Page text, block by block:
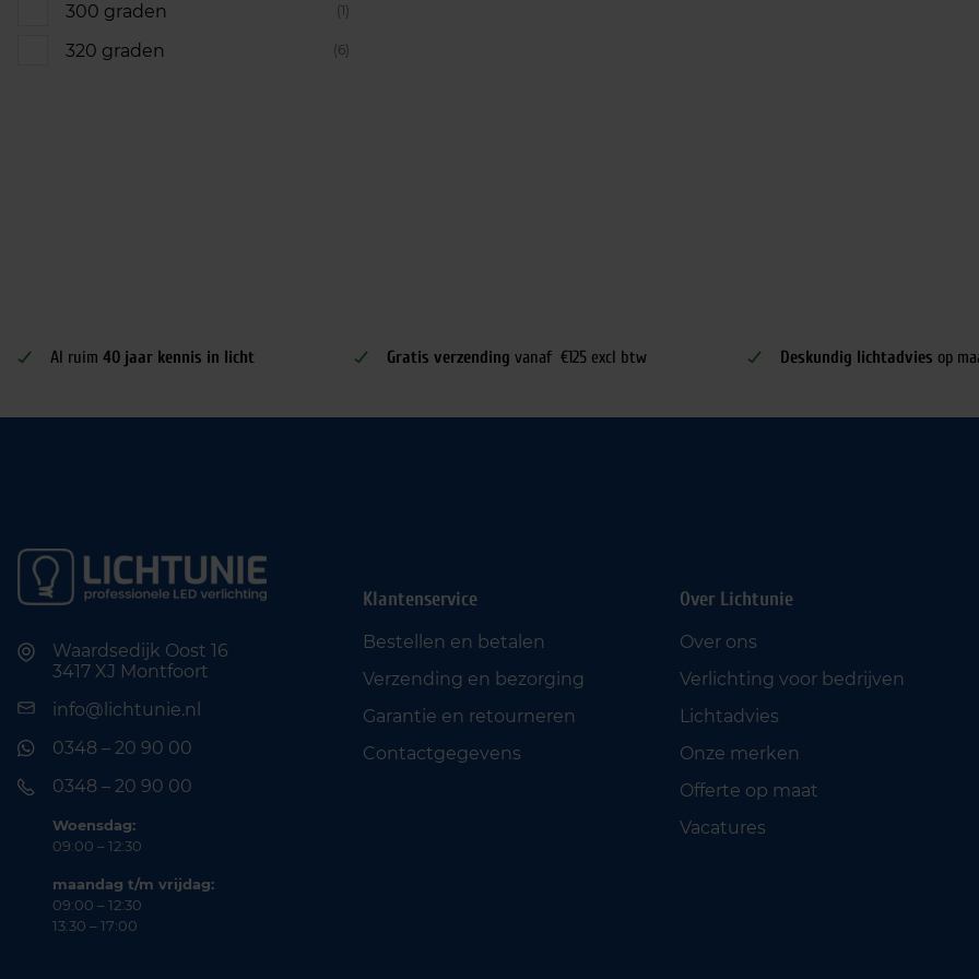
300 graden (1)
320 graden (6)
Al ruim 40 jaar kennis in licht Gratis verzending vanaf €125 excl btw Deskundig lichtadvies op
Waardsedijk Oost 16
3417 XJ Montfoort
info@lichtunie.nl
0348 – 20 90 00
0348 – 20 90 00
Woensdag:
09:00 – 12:30
maandag t/m vrijdag:
09:00 – 12:30
13:30 – 17:00
Klantenservice
Bestellen en betalen
Verzending en bezorging
Garantie en retourneren
Contactgegevens
Over Lichtunie
Over ons
Verlichting voor bedrijven
Lichtadvies
Onze merken
Offerte op maat
Vacatures